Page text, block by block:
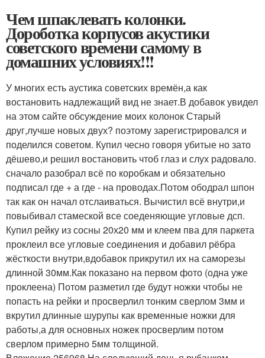
Чем шпаклевать колонки.
Дороботка корпусов акустики
советского времени самому в
домашних условиях!!!
У многих есть аустика советских времён,а как
востановить надлежащий вид не знает.В добавок увидел
на этом сайте обсуждение моих колонок Старый
друг,лучше новых двух? поэтому зарегистрировался и
поделился советом. Купил чесно говоря убитые но зато
дёшево,и решил востановить чтоб глаз и слух радовало.
сначало разобрал всё по коробкам и обязательно
подписал где + а где - на проводах.Потом ободрал шпон
так как он начал отслаиваться. Вычистил всё внутри,и
повыбивал стамеской все соеденяющие угловые дсп.
Купил рейку из сосны 20х20 мм и клеем пва для паркета
проклеил все угловые соединения и добавил рёбра
жёсткости внутри,вдобавок прикрутил их на саморезы
длинной 30мм.Как показано на первом фото (одна уже
проклеена) Потом разметил где будут ножки чтобы не
попасть на рейки и просверлил тонким сверлом 3мм и
вкрутил длинные шурупы как временные ножки для
работы,а для основных ножек просверлим потом
сверлом примерно 5мм толщиной.